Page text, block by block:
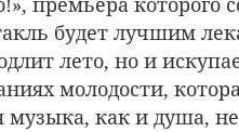
будет лучшим
лето, но и
молодости,
музыка, как и душа,